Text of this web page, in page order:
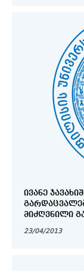
ᲘᲕᲐᲜᲔ
ᲛᲘᲫᲦᲕᲜᲘᲚᲘ
23/04/2013